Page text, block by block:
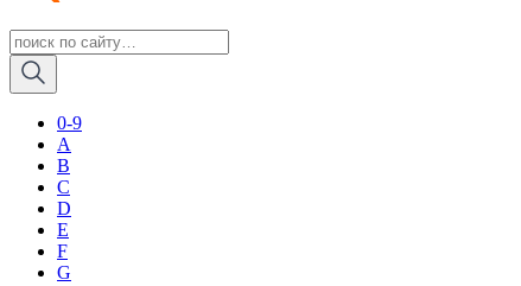
0-9
A
B
C
D
E
F
G